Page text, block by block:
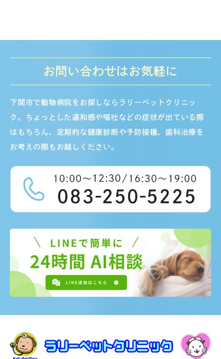
お問い合わせはお気軽に
下関市で動物病院をお探しならラリーペットクリニッ
ク。ちょっとした違和感や嘔吐などの症状が出ている際
はもちろん、定期的な健康診断や予防接種、歯科治療を
お考えの際もお越しください。